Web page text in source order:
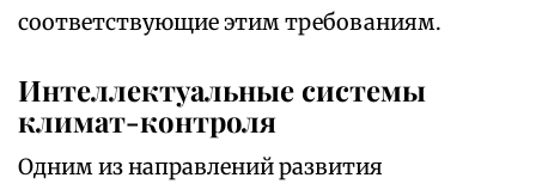
соответствующие этим требованиям.
Интеллектуальные системы
климат-контроля
Одним из направлений развития